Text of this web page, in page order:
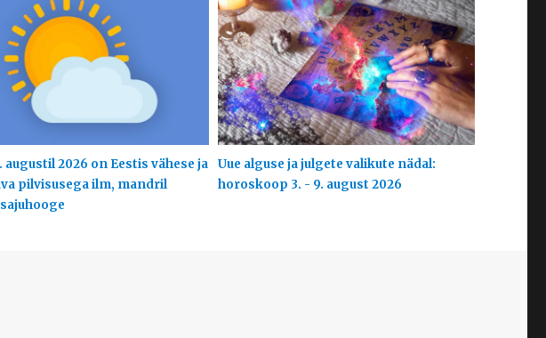
augustil 2026 on Eestis vähese ja
pilvisusega ilm, mandril
Uue alguse ja julgete valikute nädal:
horoskoop 3. - 9. august 2026